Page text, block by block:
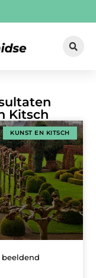
Kitsch
KUNST EN KITSCH